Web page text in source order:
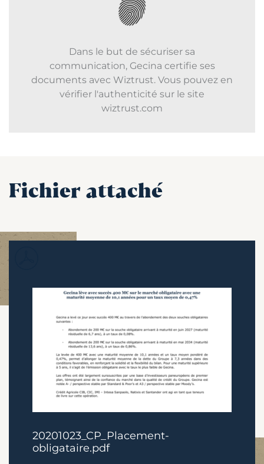
Dans le but de sécuriser sa
communication, Gecina certifie ses
documents avec Wiztrust. Vous pouvez en
vérifier l'authenticité sur le site
wiztrust.com
Fichier attaché
20201023_CP_Placement-
obligataire.pdf